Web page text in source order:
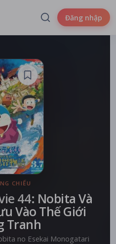
Đăng nhập
CHIẾU
44: Nobita Và
Vào Thế Giới
Tranh
no Esekai Monogatari